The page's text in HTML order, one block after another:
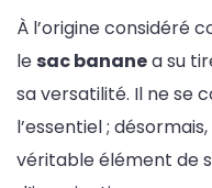
À l’origine considéré
le sac bananea su
sa versatilité. Il ne se
l’essentiel ;
véritable élément de